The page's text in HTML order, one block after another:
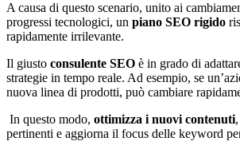
A causa di questo scenario, unito ai
progressi tecnologici, un piano SEO rigido
rapidamente irrilevante.
Il giusto consulente SEO è in grado di
strategie in tempo reale. Ad esempio, se
nuova linea di prodotti, può cambiare
In questo modo, ottimizza i nuovi contenuti
pertinenti e aggiorna il focus delle keyword